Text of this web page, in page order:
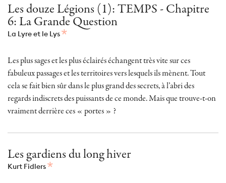
Les douze Légions (1): TEMPS - Chapitre
6: La Grande Question
La Lyre et le Lys
Les plus sages et les plus éclairés échangent très vite sur ces
fabuleux passages et les territoires vers lesquels ils mènent. Tout
cela se fait bien sûr dans le plus grand des secrets, à l’abri des
regards indiscrets des puissants de ce monde. Mais que trouve-t-on
vraiment derrière ces « portes » ?
Les gardiens du long hiver
Kurt Fidlers